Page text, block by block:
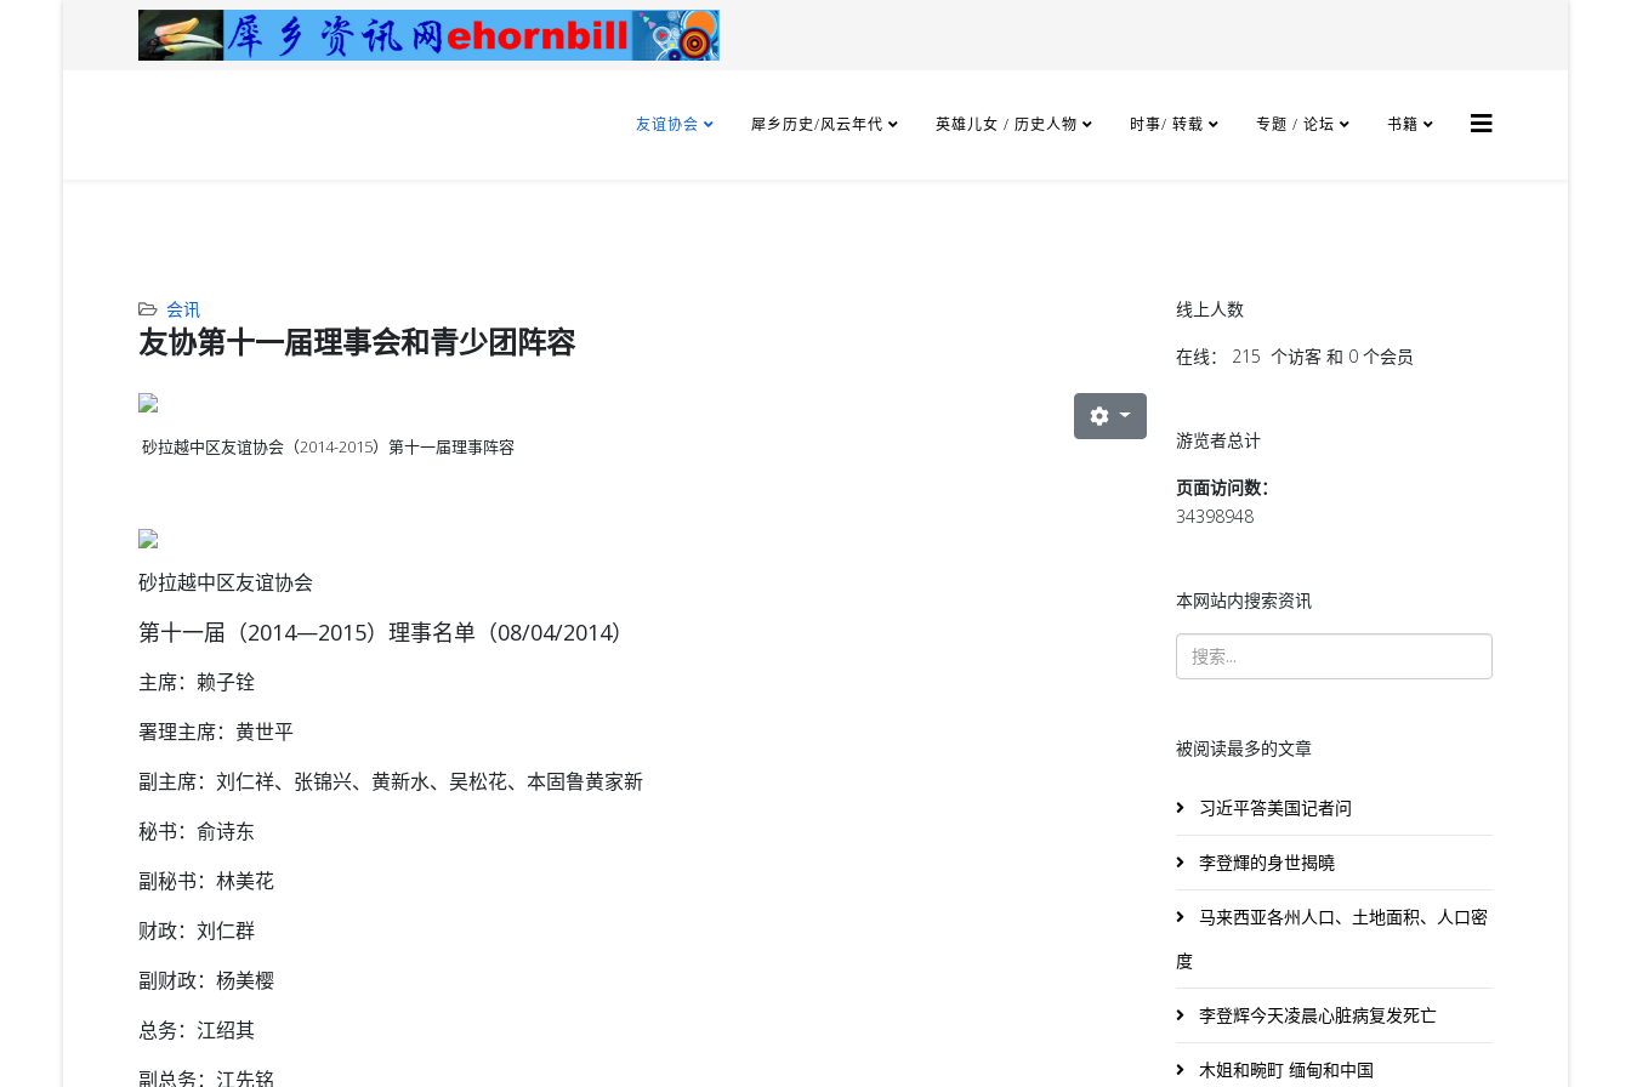
友谊协会 犀乡历史/风云年代 英雄儿女 / 历史人物 时事/ 转载 专题 / 论坛 书籍
会讯
友协第十一届理事会和青少团阵容
砂拉越中区友谊协会 （2014-2015）第十一届理事阵容
砂拉越中区友谊协会
第十一届（2014—2015）理事名单（08/04/2014）
主席：赖子铨
署理主席：黄世平
副主席：刘仁祥、张锦兴、黄新水、吴松花、本固鲁黄家新
秘书：俞诗东
副秘书：林美花
财政：刘仁群
副财政：杨美樱
总务：江绍其
副总务：江先铭
线上人数
在线： 215 个访客 和 0 个会员
游览者总计
页面访问数：
34398948
本网站内搜索资讯
被阅读最多的文章
习近平答美国记者问
李登輝的身世揭曉
马来西亚各州人口、土地面积、人口密
度
李登辉今天凌晨心脏病复发死亡
木姐和畹町 缅甸和中国